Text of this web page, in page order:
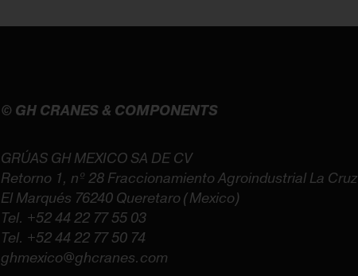
© GH CRANES & COMPONENTS
GRÚAS GH MEXICO SA DE CV
Retorno 1, nº 28 Fraccionamiento Agroindustrial La Cruz
El Marqués 76240 Queretaro (Mexico)
Tel. +52 44 22 77 55 03
Tel. +52 44 22 77 50 74
ghmexico@ghcranes.com